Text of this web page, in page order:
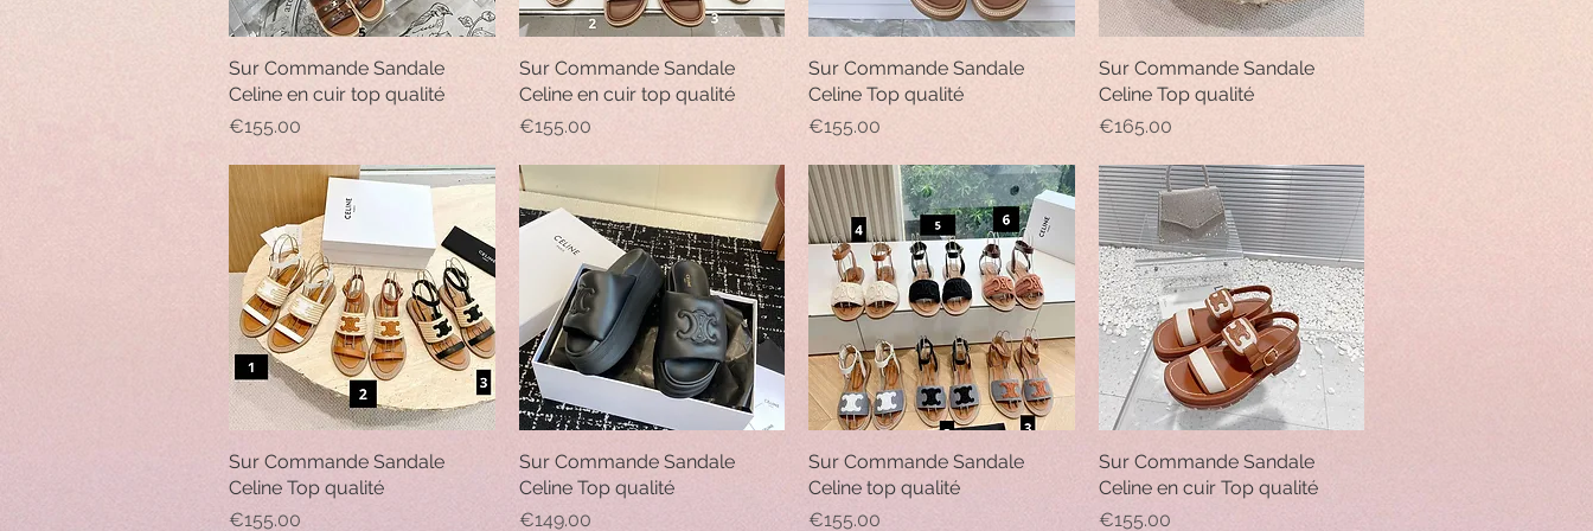
Quick View
Sur Commande Sandale
Celine en cuir top qualité
Price
€155.00
Quick View
Sur Commande Sandale
Celine en cuir top qualité
Price
€155.00
Quick View
Sur Commande Sandale
Celine Top qualité
Price
€155.00
Quick View
Sur Commande Sandale
Celine Top qualité
Price
€165.00
Quick View
Sur Commande Sandale
Celine Top qualité
Price
€155.00
Quick View
Sur Commande Sandale
Celine Top qualité
Price
€149.00
Quick View
Sur Commande Sandale
Celine top qualité
Price
€155.00
Quick View
Sur Commande Sandale
Celine en cuir Top qualité
Price
€155.00